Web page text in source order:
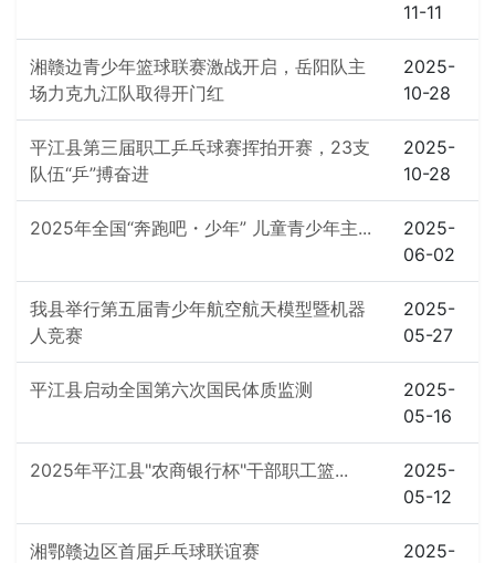
11-11
湘赣边青少年篮球联赛激战开启，岳阳队主
场力克九江队取得开门红
2025-
10-28
平江县第三届职工乒乓球赛挥拍开赛，23支
队伍“乒”搏奋进
2025-
10-28
2025年全国“奔跑吧・少年” 儿童青少年主...
2025-
06-02
我县举行第五届青少年航空航天模型暨机器
人竞赛
2025-
05-27
平江县启动全国第六次国民体质监测
2025-
05-16
2025年平江县"农商银行杯"干部职工篮...
2025-
05-12
湘鄂赣边区首届乒乓球联谊赛
2025-